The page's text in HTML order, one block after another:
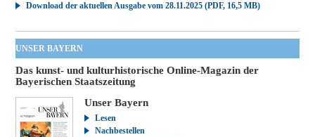
Download der aktuellen Ausgabe vom 28.11.2025 (PDF, 16,5 MB)
UNSER BAYERN
Das kunst- und kulturhistorische Online-Magazin der
Bayerischen Staatszeitung
Unser Bayern
Lesen
Nachbestellen